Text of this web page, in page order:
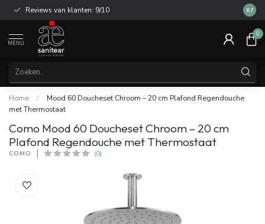
Reviews van klanten: 9/10 14
8.7
MENU
0
Home /
Mood 60 Doucheset Chroom – 20 cm Plafond Regendouche
met Thermostaat
Como Mood 60 Doucheset Chroom – 20 cm
Plafond Regendouche met Thermostaat
COMO (0)